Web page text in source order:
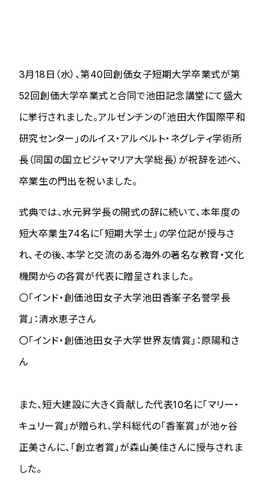
3月18日（水）、第40回創価女子短期大学卒業式が第
52回創価大学卒業式と合同で池田記念講堂にて盛大
に挙行されました。アルゼンチンの「池田大作国際平和
研究センター」のルイス・アルベルト・ネグレティ学術所
長（同国の国立ビジャマリア大学総長）が祝辞を述べ、
卒業生の門出を祝いました。
式典では、水元昇学長の開式の辞に続いて、本年度の
短大卒業生74名に「短期大学士」の学位記が授与さ
れ、その後、本学と交流のある海外の著名な教育・文化
機関からの各賞が代表に贈呈されました。
〇「インド・創価池田女子大学池田香峯子名誉学長
賞」：清水恵子さん
〇「インド・創価池田女子大学世界友情賞」：原陽和さ
ん
また、短大建設に大きく貢献した代表10名に「マリー・
キュリー賞」が贈られ、学科総代の「香峯賞」が池ヶ谷
正美さんに、「創立者賞」が森山美佳さんに授与されま
した。